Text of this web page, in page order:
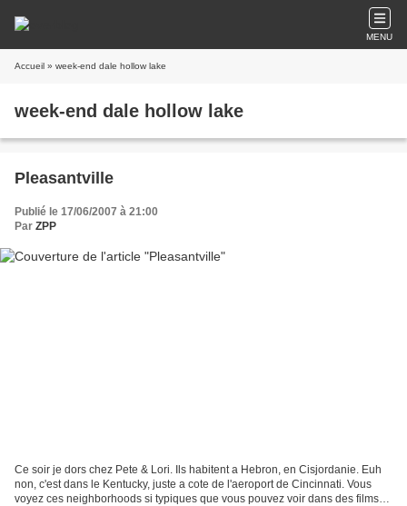
MENU
Accueil » week-end dale hollow lake
week-end dale hollow lake
Pleasantville
Publié le 17/06/2007 à 21:00
Par ZPP
Ce soir je dors chez Pete & Lori. Ils habitent a Hebron, en Cisjordanie. Euh
non, c'est dans le Kentucky, juste a cote de l'aeroport de Cincinnati. Vous
voyez ces neighborhoods si typiques que vous pouvez voir dans des films